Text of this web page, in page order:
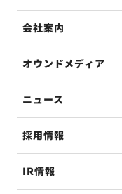
会社案内
オウンドメディア
ニュース
採用情報
IR情報